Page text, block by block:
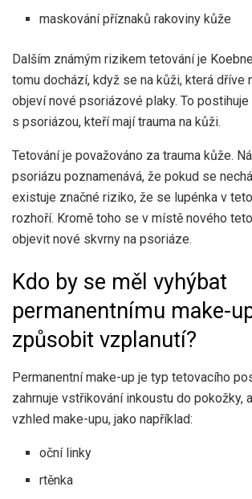
maskování příznaků rakoviny kůže
Dalším známým rizikem tetování je
tomu dochází, když se na kůži, která dříve
objeví nové psoriázové plaky. To
s psoriázou, kteří mají trauma na kůži.
Tetování je považováno za trauma kůže.
psoriázu poznamenává, že pokud se
existuje značné riziko, že se lupénka v
rozhoří. Kromě toho se v místě nového
objevit nové skvrny na psoriáze.
Kdo by se měl vyhýbat
permanentnímu make-
způsobit vzplanutí?
Permanentní make-up je typ tetovacího
zahrnuje vstřikování inkoustu do pokožky,
vzhled make-upu, jako například:
oční linky
rtěnka